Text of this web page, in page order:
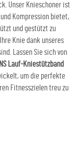
Unser Knieschoner ist
Kompression bietet,
und gestützt zu
Knie dank unseres
Lassen Sie sich von
Lauf-Kniestützband
um die perfekte
Fitnesszielen treu zu